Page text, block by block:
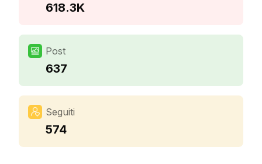
618.3K
Post
637
Seguiti
574